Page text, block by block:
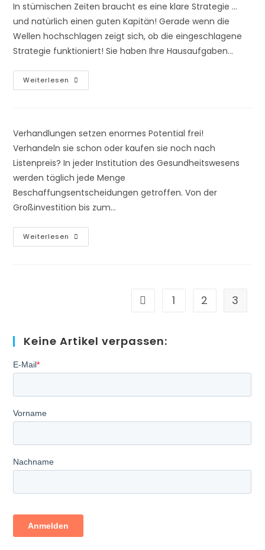
In stümischen Zeiten braucht es eine klare Strategie ...
und natürlich einen guten Kapitän! Gerade wenn die
Wellen hochschlagen zeigt sich, ob die eingeschlagene
Strategie funktioniert! Sie haben Ihre Hausaufgaben…
Weiterlesen In
Der
Krise
–
Verlieren
Ihre
Strategie
Nicht
Aus
Den
Augen!
Verhandlungen setzen enormes Potential frei!
Verhandeln sie schon oder kaufen sie noch nach
Listenpreis? In jeder Institution des Gesundheitswesens
werden täglich jede Menge
Beschaffungsentscheidungen getroffen. Von der
Großinvestition bis zum…
Weiterlesen Verhandlungen
Im
Zur vorherigen Seite
1 2 3
Keine Artikel verpassen: